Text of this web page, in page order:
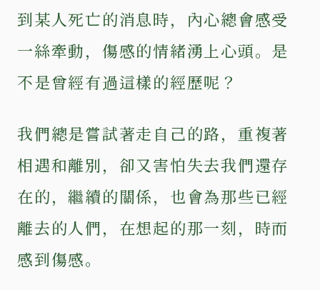
到某人死亡的消息時，內心總會感受
一絲牽動，傷感的情緒湧上心頭。是
不是曾經有過這樣的經歷呢？
我們總是嘗試著走自己的路，重複著
相遇和離別，卻又害怕失去我們還存
在的，繼續的關係，也會為那些已經
離去的人們，在想起的那一刻，時而
感到傷感。